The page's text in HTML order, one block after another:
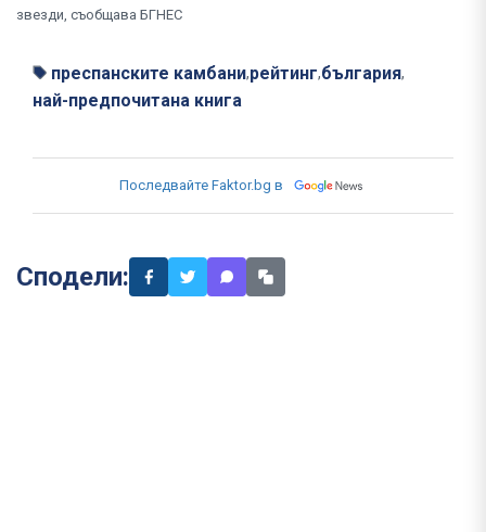
звезди, съобщава БГНЕС
преспанските камбани,рейтинг,българия,
най-предпочитана книга
Последвайте Faktor.bg в
Сподели: